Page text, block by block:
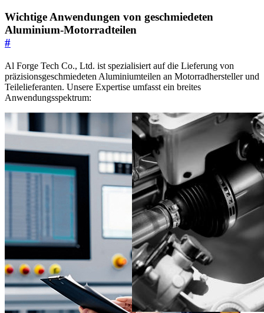
Wichtige Anwendungen von geschmiedeten
Aluminium-Motorradteilen
#
Al Forge Tech Co., Ltd. ist spezialisiert auf die Lieferung von
präzisionsgeschmiedeten Aluminiumteilen an Motorradhersteller und
Teilelieferanten. Unsere Expertise umfasst ein breites
Anwendungsspektrum: